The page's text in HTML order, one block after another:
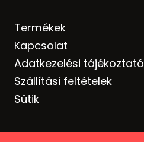
Termékek
Kapcsolat
Adatkezelési tájékoztató
Szállítási feltételek
Sütik